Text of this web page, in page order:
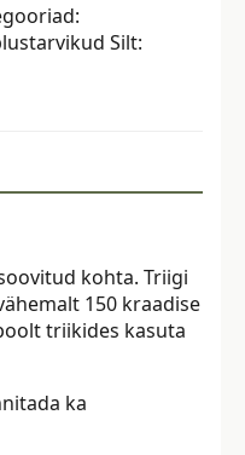
Silt:
kohta. Triigi
150 kraadise
triikides kasuta
ka